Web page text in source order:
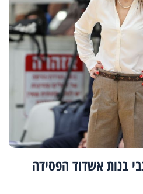
בנות אשדוד הפסידה